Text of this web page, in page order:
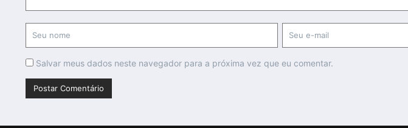
Salvar meus dados neste navegador para a próxima vez que eu comentar.